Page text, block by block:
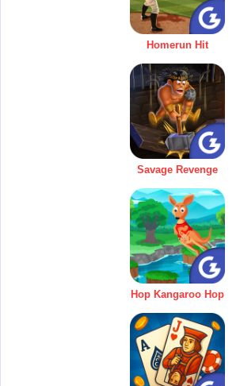
Homerun Hit
Savage Revenge
Hop Kangaroo Hop